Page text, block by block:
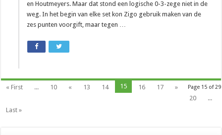
en Houtmeyers. Maar dat stond een logische 0-3-zege niet in de
weg. In het begin van elke set kon Zigo gebruik maken van de
zes punten voorgift, maar tegen …
Page 15 of 29
« First ... 10 « 13 14 15 16 17
»
20
...
Last »